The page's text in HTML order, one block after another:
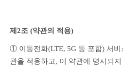
제2조 (약관의 적용)
① 이동전화(LTE, 5G 등 포함) 서
관을 적용하고, 이 약관에 명시되